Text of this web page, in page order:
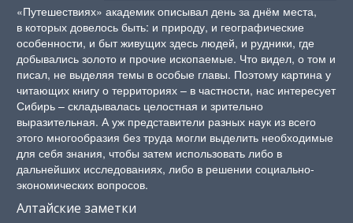
«Путешествиях» академик описывал день за днём места,
в которых довелось быть: и природу, и географические
особенности, и быт живущих здесь людей, и рудники, где
добывались золото и прочие ископаемые. Что видел, о том и
писал, не выделяя темы в особые главы. Поэтому картина у
читающих книгу о территориях – в частности, нас интересует
Сибирь – складывалась целостная и зрительно
выразительная. А уж представители разных наук из всего
этого многообразия без труда могли выделить необходимые
для себя знания, чтобы затем использовать либо в
дальнейших исследованиях, либо в решении социально-
экономических вопросов.
Алтайские заметки